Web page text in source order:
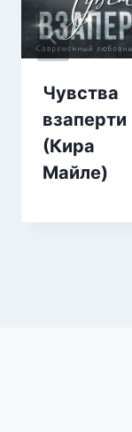
Чувства
взаперти
(Кира
Майле)